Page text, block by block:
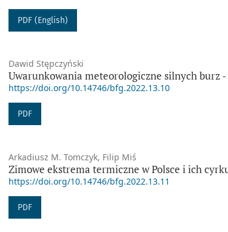
PDF (English)
Dawid Stępczyński
Uwarunkowania meteorologiczne silnych burz
https://doi.org/10.14746/bfg.2022.13.10
PDF
Arkadiusz M. Tomczyk, Filip Miś
Zimowe ekstrema termiczne w Polsce i ich
https://doi.org/10.14746/bfg.2022.13.11
PDF